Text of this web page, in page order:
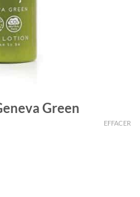
Green
EFFACER